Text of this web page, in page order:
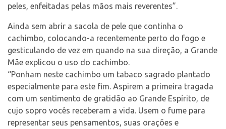
peles, enfeitadas pelas mãos mais reverentes”.
Ainda sem abrir a sacola de pele que continha o
cachimbo, colocando-a recentemente perto do fogo e
gesticulando de vez em quando na sua direção, a Grande
Mãe explicou o uso do cachimbo.
“Ponham neste cachimbo um tabaco sagrado plantado
especialmente para este fim. Aspirem a primeira tragada
com um sentimento de gratidão ao Grande Espírito, de
cujo sopro vocês receberam a vida. Usem o fume para
representar seus pensamentos, suas orações e